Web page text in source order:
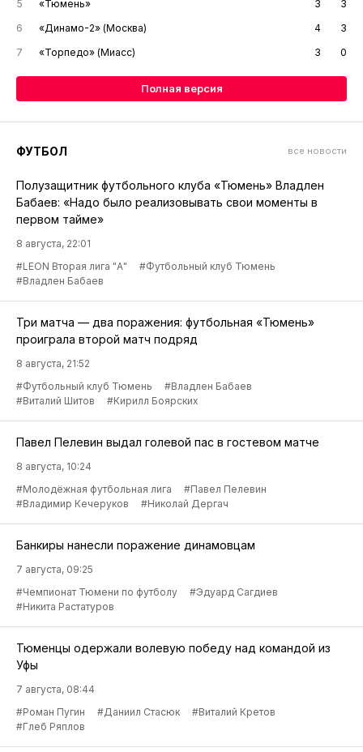
5
«Тюмень» 3
3
6
«Динамо-2» (Москва) 4
3
7
«Торпедо» (Миасс) 3 0
Полная версия
ФУТБОЛ все новости
Полузащитник футбольного клуба «Тюмень» Владлен
Бабаев: «Надо было реализовывать свои моменты в
первом тайме»
8 августа, 22:01
#LEON Вторая лига "А"
#Футбольный клуб Тюмень
#Владлен Бабаев
Три матча — два поражения: футбольная «Тюмень»
проиграла второй матч подряд
8 августа, 21:52
#Футбольный клуб Тюмень
#Владлен Бабаев
#Виталий Шитов
#Кирилл Боярских
Павел Пелевин выдал голевой пас в гостевом матче
8 августа, 10:24
#Молодёжная футбольная лига
#Павел Пелевин
#Владимир Кечеруков
#Николай Дергач
Банкиры нанесли поражение динамовцам
7 августа, 09:25
#Чемпионат Тюмени по футболу
#Эдуард Сагдиев
#Никита Растатуров
Тюменцы одержали волевую победу над командой из
Уфы
7 августа, 08:44
#Роман Пугин
#Даниил Стасюк
#Виталий Кретов
#Глеб Ряплов